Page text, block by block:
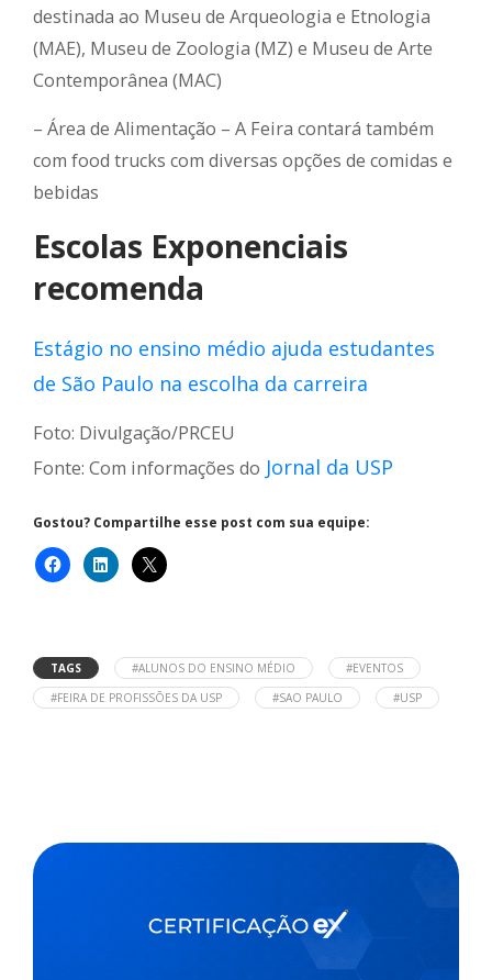
destinada ao Museu de Arqueologia e Etnologia
(MAE), Museu de Zoologia (MZ) e Museu de Arte
Contemporânea (MAC)
– Área de Alimentação – A Feira contará também
com food trucks com diversas opções de comidas e
bebidas
Escolas Exponenciais
recomenda
Estágio no ensino médio ajuda estudantes
de São Paulo na escolha da carreira
Foto: Divulgação/PRCEU
Fonte: Com informações do Jornal da USP
Gostou? Compartilhe esse post com sua equipe:
TAGS #ALUNOS DO ENSINO MÉDIO
#EVENTOS
#FEIRA DE PROFISSÕES DA USP
#SAO PAULO #USP